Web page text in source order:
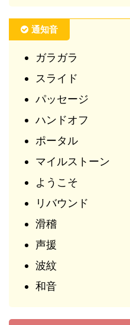
通知音
ガラガラ
スライド
パッセージ
ハンドオフ
ポータル
マイルストーン
ようこそ
リバウンド
滑稽
声援
波紋
和音